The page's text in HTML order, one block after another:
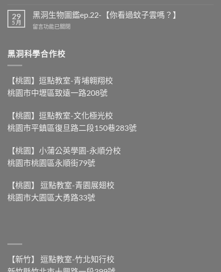
-
舟
力
不
等
於
得
】〉
活
其
實
學
部
與
部
粽，
到
別
在
29
5 月
黑洞生物圖鑑ep.22-【你看過蚊子雲嗎？】
在
生
物
鑑
ep.22-
【你
蚊
子
中
留言功能已關閉
黑洞科學合作校
【桃園】逗點教室-青埔翱翔校
桃園市中壢區致遠一路208號
【桃園】逗點教室-文化極光校
桃園市平鎮區復旦路二段150巷283號
【桃園】小蒲公英學園-永順分校
桃園市桃園區永順街79號
【桃園】 逗點教室-青園展翅校
桃園市大園區大勇路33號
【新竹】 逗點教室-竹北知行校